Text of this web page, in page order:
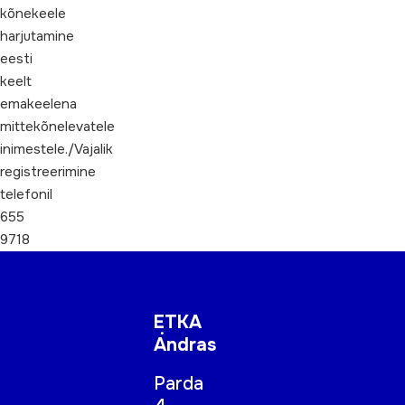
kõnekeele
harjutamine
eesti
keelt
emakeelena
mittekõnelevatele
inimestele./Vajalik
registreerimine
telefonil
655
9718
ETKA
Andras
Parda